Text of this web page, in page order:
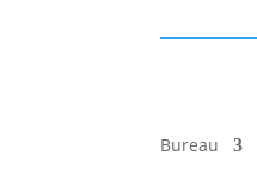
Bureau